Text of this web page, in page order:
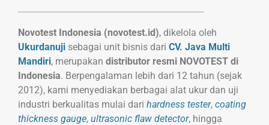
Novotest Indonesia (novotest.id), dikelola oleh
Ukurdanuji sebagai unit bisnis dari CV. Java Multi
Mandiri, merupakan distributor resmi NOVOTEST di
Indonesia. Berpengalaman lebih dari 12 tahun (sejak
2012), kami menyediakan berbagai alat ukur dan uji
industri berkualitas mulai dari hardness tester, coating
thickness gauge, ultrasonic flaw detector, hingga